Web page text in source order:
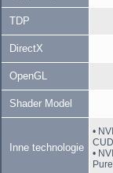
TDP
DirectX
OpenGL
Shader Model
Inne technologie
•
•